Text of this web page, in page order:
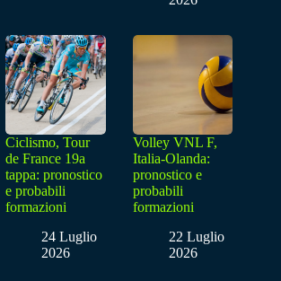
Ciclismo, Tour
de France 19a
tappa: pronostico
e probabili
formazioni
24 Luglio
2026
Volley VNL F,
Italia-Olanda:
pronostico e
probabili
formazioni
22 Luglio
2026